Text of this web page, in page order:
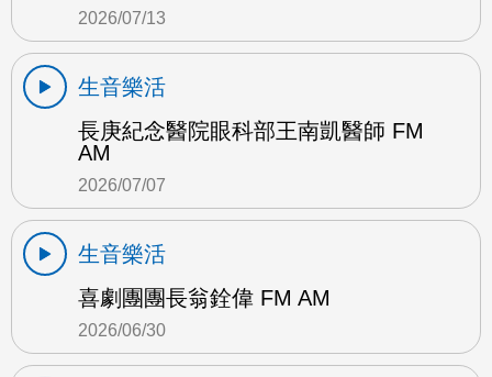
2026/07/13
生音樂活
長庚紀念醫院眼科部王南凱醫師 FM
AM
2026/07/07
生音樂活
喜劇團團長翁銓偉 FM AM
2026/06/30